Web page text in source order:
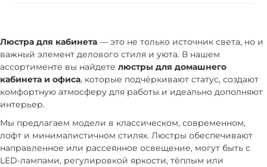
Люстра для кабинета — это не только источник света, но и
важный элемент делового стиля и уюта. В нашем
ассортименте вы найдете люстры для домашнего
кабинета и офиса, которые подчёркивают статус, создают
комфортную атмосферу для работы и идеально дополняют
интерьер.
Мы предлагаем модели в классическом, современном,
лофт и минималистичном стилях. Люстры обеспечивают
направленное или рассеянное освещение, могут быть с
LED-лампами, регулировкой яркости, тёплым или